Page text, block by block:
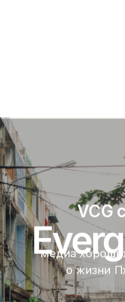
VCG
медиа
о жизни